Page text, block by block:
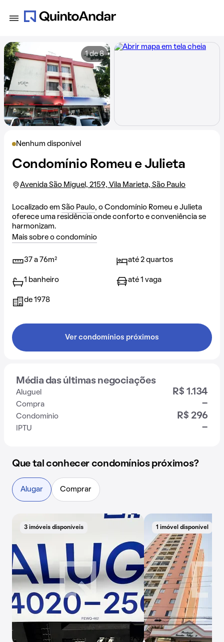
Nenhum disponível
Condomínio Romeu e Julieta
Avenida São Miguel, 2159, Vila Marieta, São Paulo
Localizado em São Paulo, o Condomínio Romeu e Julieta
oferece uma residência onde conforto e conveniência se
harmonizam.
Mais sobre o condomínio
37 a 76m² até 2 quartos
1 banheiro até 1 vaga
de 1978
Ver condomínios próximos
Média das últimas negociações
Aluguel R$ 1.134
Compra -
Condomínio R$ 296
IPTU -
1 de 8
Que tal conhecer condomínios próximos?
Alugar Comprar
3 imóveis disponíveis 1 imóvel disponível